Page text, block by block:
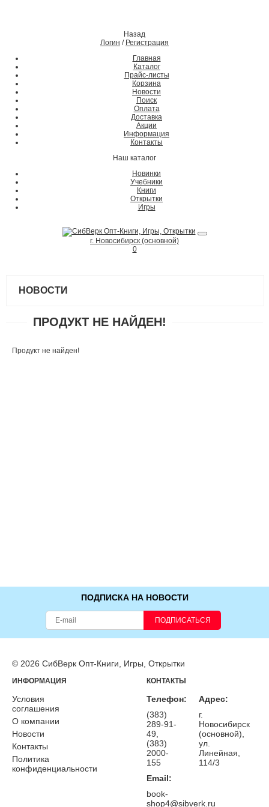
Назад
Логин / Регистрация
Главная
Каталог
Прайс-листы
Корзина
Новости
Поиск
Оплата
Доставка
Акции
Информация
Контакты
Наш каталог
Новинки
Учебники
Книги
Открытки
Игры
г. Новосибирск (основной)
0
НОВОСТИ
ПРОДУКТ НЕ НАЙДЕН!
Продукт не найден!
ПОДПИСКА НА НОВОСТИ
ПОДПИСАТЬСЯ
© 2026 СибВерк Опт-Книги, Игры, Открытки
ИНФОРМАЦИЯ
Условия
соглашения
О компании
Новости
Контакты
Политика
конфиденциальности
КОНТАКТЫ
Телефон:
(383)
289-91-
49,
(383)
2000-
155
Email:
book-
shop4@sibverk.ru
Адрес:
г.
Новосибирск
(основной),
ул.
Линейная,
114/3